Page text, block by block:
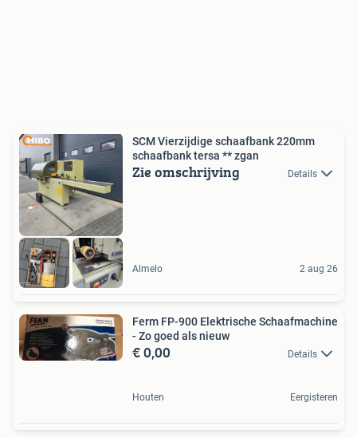
SCM Vierzijdige schaafbank 220mm
schaafbank tersa ** zgan
Zie omschrijving Details
Almelo 2 aug 26
Ferm FP-900 Elektrische Schaafmachine
- Zo goed als nieuw
€ 0,00 Details
Houten Eergisteren